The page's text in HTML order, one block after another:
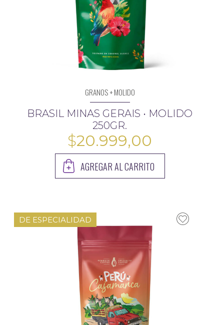
GRANOS + MOLIDO
BRASIL MINAS GERAIS • MOLIDO
250GR.
$20.999,00
AGREGAR AL CARRITO
DE ESPECIALIDAD